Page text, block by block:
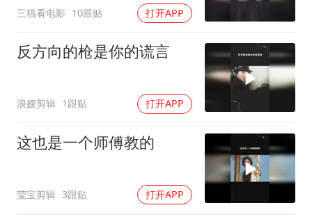
今日立秋你咬秋了吗
公司“上四休三”但要降薪1000元
东方之约 相约未来
三猫看电影 10跟贴 打开APP
反方向的枪是你的谎言
浪嫂剪辑 1跟贴 打开APP
这也是一个师傅教的
莹宝剪辑 3跟贴 打开APP